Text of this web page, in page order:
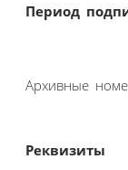
Период
Архивные
Реквизиты